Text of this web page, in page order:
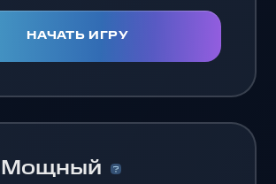
НАЧАТЬ ИГРУ
Мощный